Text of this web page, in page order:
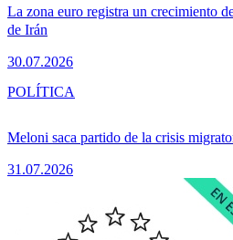
La zona euro registra un crecimiento
de Irán
30.07.2026
Meloni saca partido de la crisis
31.07.2026
POLÍTICA